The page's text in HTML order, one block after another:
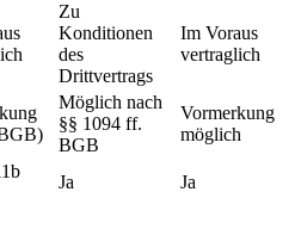
Zu
Konditionen
des
Drittvertrags
Im Voraus
vertraglich
Möglich nach
§§ 1094 ff.
BGB
Vormerkung
möglich
Ja Ja